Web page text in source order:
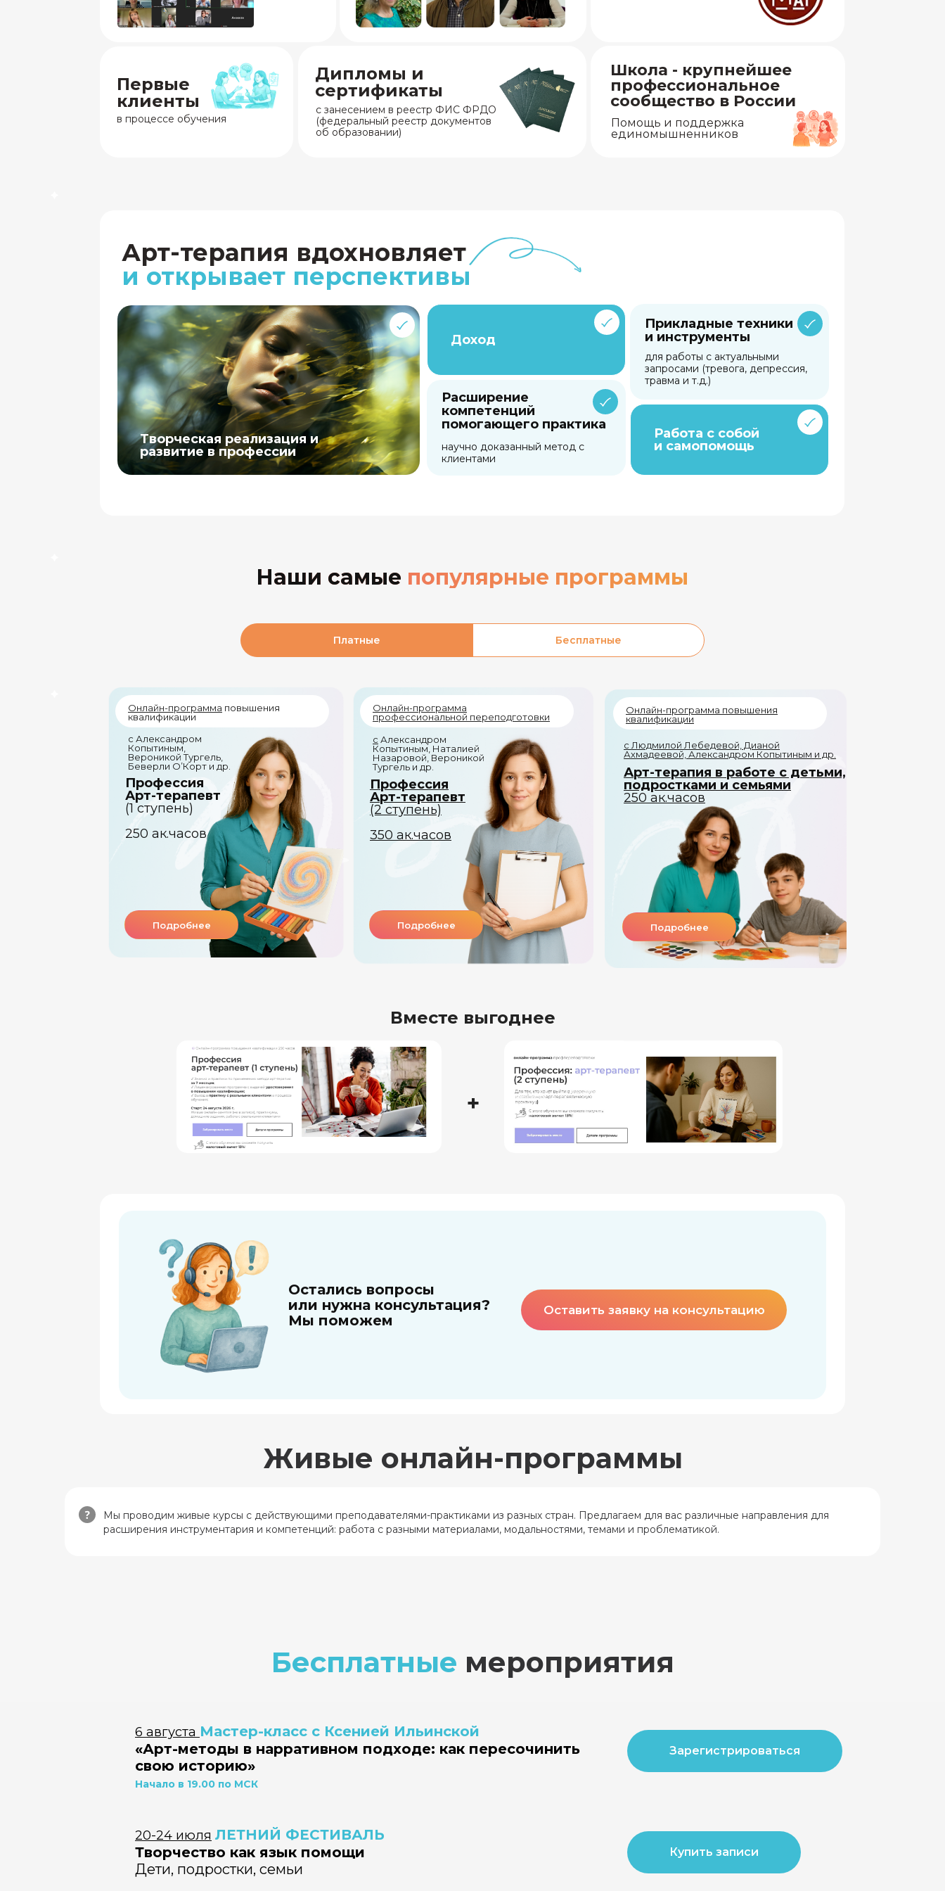
с занесением в реестр ФИС ФРДО
(федеральный реестр документов
об образовании)
Дипломы и
сертификаты
Школа - крупнейшее
профессиональное
сообщество в России
Помощь и поддержка
единомышненников
Первые
клиенты
в процессе обучения
Арт-терапия вдохновляет
и открывает перспективы
Творческая реализация и
развитие в профессии
Доход
Работа с собой
и самопомощь
Прикладные техники
и инструменты
для работы с актуальными
запросами (тревога, депрессия,
травма и т.д.)
Расширение
компетенций
помогающего практика
научно доказанный метод с
клиентами
Наши самые популярные программы
Платные Бесплатные
Онлайн-программа повышения
квалификации
с Александром
Копытиным,
Вероникой Тургель,
Беверли О’Корт и др.
Профессия
Арт-терапевт
(1 ступень)
250 ак.часов
Подробнее
Онлайн-программа
профессиональной переподготовки
с Александром
Копытиным, Наталией
Назаровой, Вероникой
Тургель и др.
Профессия
Арт-терапевт
(2 ступень)
350 ак.часов
Подробнее
Онлайн-программа
профессиональной переподготовки
Онлайн-программа повышения
квалификации
с Людмилой Лебедевой, Дианой
Ахмадеевой, Александром Копытиным и др.
Арт-терапия в работе с детьми,
подростками и семьями
250 ак.часов
Подробнее
Попробовать бесплатно
Попробовать бесплатно
+
Вместе выгоднее
«Попробуйте
себя в роли
терапевта!»
Подробнее
помогает справиться
с болью и не
потеряться во тьме?»
терапии для работы
с женской
проблематикой»
от саморазвития до
решения сложных
проблем»
Не знаетес чего начать?
Остались вопросы
или нужна консультация?
Мы поможем
Оставить заявку на консультацию
Живые онлайн-программы
Мы проводим живые курсы с действующими преподавателями-практиками из разных стран. Предлагаем для вас различные направления для
расширения инструментария и компетенций: работа с разными материалами, модальностями, темами и проблематикой.
Бесплатные мероприятия
6 августа Мастер-класс с Ксенией Ильинской
«Арт-методы в нарративном подходе: как пересочинить
свою историю»
Начало в 19.00 по МСК
Зарегистрироваться
20-24 июля ЛЕТНИЙ ФЕСТИВАЛЬ
Творчество как язык помощи
Дети, подростки, семьи
Купить записи